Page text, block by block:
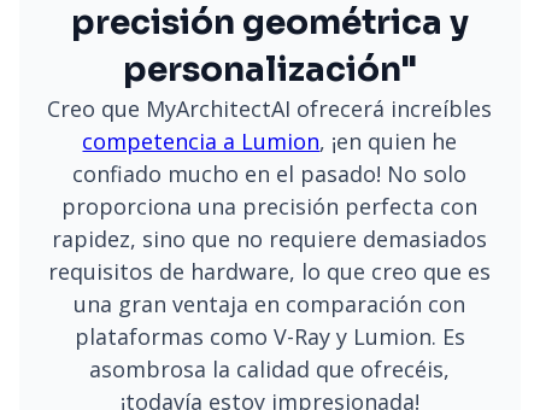
precisión geométrica y
personalización"
Creo que MyArchitectAI ofrecerá increíbles
competencia a Lumion, ¡en quien he
confiado mucho en el pasado! No solo
proporciona una precisión perfecta con
rapidez, sino que no requiere demasiados
requisitos de hardware, lo que creo que es
una gran ventaja en comparación con
plataformas como V-Ray y Lumion. Es
asombrosa la calidad que ofrecéis,
¡todavía estoy impresionada!